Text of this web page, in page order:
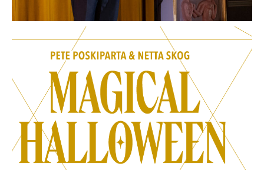
galleriassa